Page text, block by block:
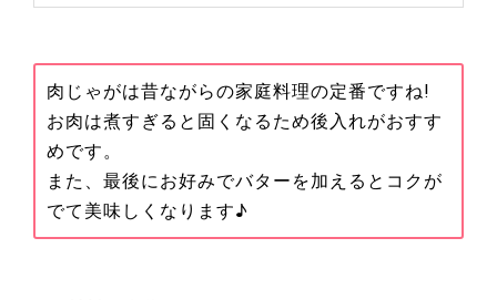
肉じゃがは昔ながらの家庭料理の定番ですね!
お肉は煮すぎると固くなるため後入れがおすす
めです。
また、最後にお好みでバターを加えるとコクが
でて美味しくなります♪